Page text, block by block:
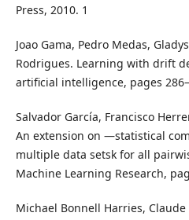
Press, 2010. 1
Joao Gama, Pedro Medas,
Rodrigues. Learning with drift
artificial intelligence, pages
Salvador García, Francisco
An extension on —statistical
multiple data setsk for all
Machine Learning Research,
Michael Bonnell Harries,